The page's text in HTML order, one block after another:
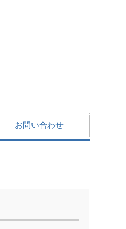
お問い合わせ